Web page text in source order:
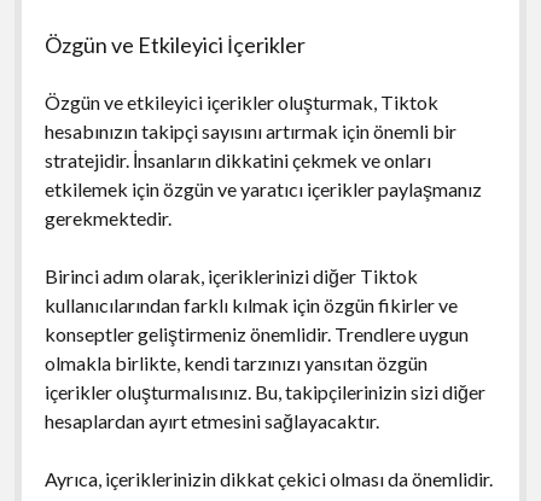
Özgün ve Etkileyici İçerikler
Özgün ve etkileyici içerikler oluşturmak, Tiktok
hesabınızın takipçi sayısını artırmak için önemli bir
stratejidir. İnsanların dikkatini çekmek ve onları
etkilemek için özgün ve yaratıcı içerikler paylaşmanız
gerekmektedir.
Birinci adım olarak, içeriklerinizi diğer Tiktok
kullanıcılarından farklı kılmak için özgün fikirler ve
konseptler geliştirmeniz önemlidir. Trendlere uygun
olmakla birlikte, kendi tarzınızı yansıtan özgün
içerikler oluşturmalısınız. Bu, takipçilerinizin sizi diğer
hesaplardan ayırt etmesini sağlayacaktır.
Ayrıca, içeriklerinizin dikkat çekici olması da önemlidir.